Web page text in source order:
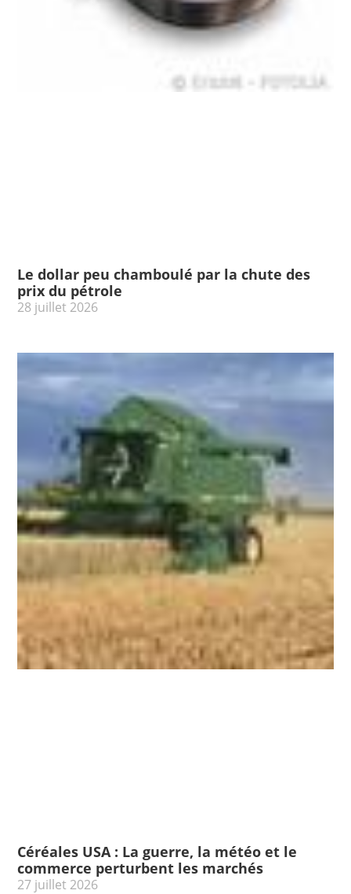
Le dollar peu chamboulé par la chute des
prix du pétrole
28 juillet 2026
Céréales USA : La guerre, la météo et le
commerce perturbent les marchés
27 juillet 2026